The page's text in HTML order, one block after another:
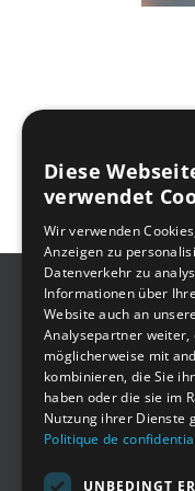
Newsteo ist ein
auf das
bietet eine
Diese
verwendet
Wir verwenden
Anzeigen zu
Datenverkehr zu
Informationen über
Website auch an
Analysepartner weiter,
möglicherweise mit
kombinieren, die Sie
haben oder die sie im
Nutzung ihrer Dienste
Politique de
UNBEDINGT